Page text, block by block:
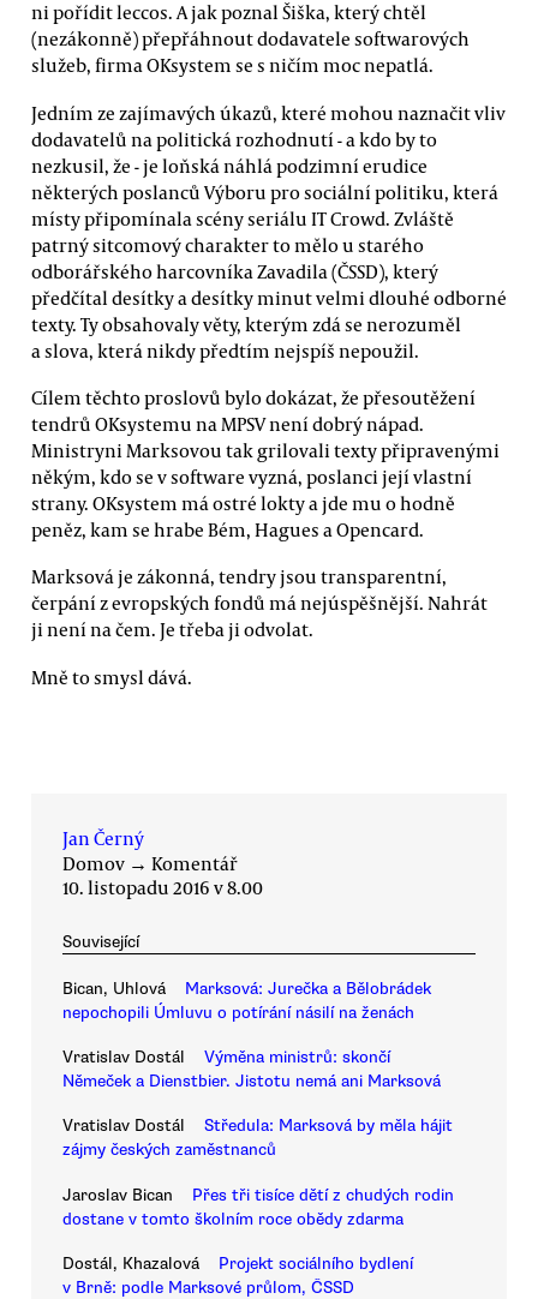
ni pořídit leccos. A jak poznal Šiška, který chtěl
(nezákonně) přepřáhnout dodavatele softwarových
služeb, firma OKsystem se s ničím moc nepatlá.
Jedním ze zajímavých úkazů, které mohou naznačit vliv
dodavatelů na politická rozhodnutí - a kdo by to
nezkusil, že - je loňská náhlá podzimní erudice
některých poslanců Výboru pro sociální politiku, která
místy připomínala scény seriálu IT Crowd. Zvláště
patrný sitcomový charakter to mělo u starého
odborářského harcovníka Zavadila (ČSSD), který
předčítal desítky a desítky minut velmi dlouhé odborné
texty. Ty obsahovaly věty, kterým zdá se nerozuměl
a slova, která nikdy předtím nejspíš nepoužil.
Cílem těchto proslovů bylo dokázat, že přesoutěžení
tendrů OKsystemu na MPSV není dobrý nápad.
Ministryni Marksovou tak grilovali texty připravenými
někým, kdo se v software vyzná, poslanci její vlastní
strany. OKsystem má ostré lokty a jde mu o hodně
peněz, kam se hrabe Bém, Hagues a Opencard.
Marksová je zákonná, tendry jsou transparentní,
čerpání z evropských fondů má nejúspěšnější. Nahrát
ji není na čem. Je třeba ji odvolat.
Mně to smysl dává.
Jan Černý
Domov → Komentář
10. listopadu 2016 v 8.00
Související
Bican, Uhlová
Marksová: Jurečka a Bělobrádek
nepochopili Úmluvu o potírání násilí na ženách
Vratislav Dostál
Výměna ministrů: skončí
Němeček a Dienstbier. Jistotu nemá ani Marksová
Vratislav Dostál
Středula: Marksová by měla hájit
zájmy českých zaměstnanců
Jaroslav Bican
Přes tři tisíce dětí z chudých rodin
dostane v tomto školním roce obědy zdarma
Dostál, Khazalová
Projekt sociálního bydlení
v Brně: podle Marksové průlom, ČSSD